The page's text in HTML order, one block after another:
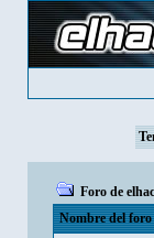
Foro de
Nombre del foro